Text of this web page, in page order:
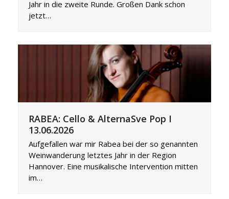
Jahr in die zweite Runde. Großen Dank schon
jetzt…
RABEA: Cello & AlternaSve Pop I
13.06.2026
Aufgefallen war mir Rabea bei der so genannten
Weinwanderung letztes Jahr in der Region
Hannover. Eine musikalische Intervention mitten
im…